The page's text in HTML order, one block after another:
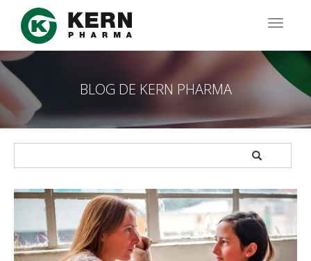
Pasar
contenido
principal
BLOG DE KERN PHARMA
APPLY